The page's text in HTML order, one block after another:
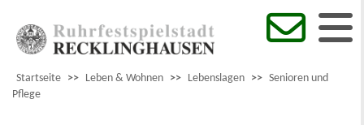
Startseite >> Leben & Wohnen >> Lebenslagen >> Senioren und
Pflege